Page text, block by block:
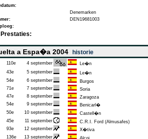
Denemarken
DEN19681003
Prestaties:
a Espa�a 2004 historie
110e 4 september Le�n
43e 5 september Le�n
54e 6 september Burgos
71e 7 september Soria
47e 8 september Zaragoza
54e 9 september Benicarl�
50e 10 september Castell�n
45e 11 september C.R.I. Ford (Almusafes)
93e 12 september X�tiva
136e 13 september